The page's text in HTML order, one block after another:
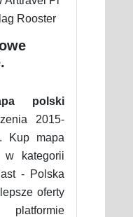
polski
2015-
Kup mapa
w kategorii
- Polska
oferty